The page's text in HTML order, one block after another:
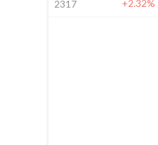
2317
+2.32%